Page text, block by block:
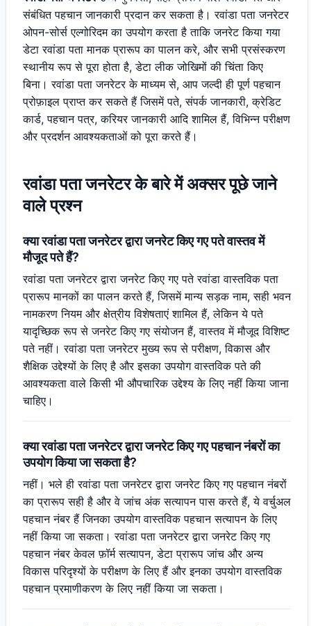
संबंधित पहचान जानकारी प्रदान कर सकता है। रवांडा पता जनरेटर
ओपन-सोर्स एल्गोरिदम का उपयोग करता है ताकि जनरेट किया गया
डेटा रवांडा पता मानक प्रारूप का पालन करे, और सभी प्रसंस्करण
स्थानीय रूप से पूरा होता है, डेटा लीक जोखिमों की चिंता किए
बिना। रवांडा पता जनरेटर के माध्यम से, आप जल्दी ही पूर्ण पहचान
प्रोफ़ाइल प्राप्त कर सकते हैं जिसमें पते, संपर्क जानकारी, क्रेडिट
कार्ड, पहचान पत्र, करियर जानकारी आदि शामिल हैं, विभिन्न परीक्षण
और प्रदर्शन आवश्यकताओं को पूरा करते हैं।
रवांडा पता जनरेटर के बारे में अक्सर पूछे जाने
वाले प्रश्न
क्या रवांडा पता जनरेटर द्वारा जनरेट किए गए पते वास्तव में
मौजूद पते हैं?
रवांडा पता जनरेटर द्वारा जनरेट किए गए पते रवांडा वास्तविक पता
प्रारूप मानकों का पालन करते हैं, जिसमें मान्य सड़क नाम, सही भवन
नामकरण नियम और क्षेत्रीय विशेषताएं शामिल हैं, लेकिन ये पते
यादृच्छिक रूप से जनरेट किए गए संयोजन हैं, वास्तव में मौजूद विशिष्ट
पते नहीं। रवांडा पता जनरेटर मुख्य रूप से परीक्षण, विकास और
शैक्षिक उद्देश्यों के लिए है और इसका उपयोग वास्तविक पते की
आवश्यकता वाले किसी भी औपचारिक उद्देश्य के लिए नहीं किया जाना
चाहिए।
क्या रवांडा पता जनरेटर द्वारा जनरेट किए गए पहचान नंबरों का
उपयोग किया जा सकता है?
नहीं। भले ही रवांडा पता जनरेटर द्वारा जनरेट किए गए पहचान नंबरों
का प्रारूप सही है और वे जांच अंक सत्यापन पास करते हैं, ये वर्चुअल
पहचान नंबर हैं जिनका उपयोग वास्तविक पहचान सत्यापन के लिए
नहीं किया जा सकता। रवांडा पता जनरेटर द्वारा जनरेट किए गए
पहचान नंबर केवल फ़ॉर्म सत्यापन, डेटा प्रारूप जांच और अन्य
विकास परिदृश्यों के परीक्षण के लिए हैं और इनका उपयोग वास्तविक
पहचान प्रमाणीकरण के लिए नहीं किया जा सकता।